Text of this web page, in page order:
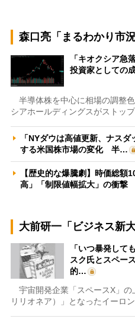
森口亮「まるわかり市況
「キオクシア急
投資家としての
半導体株を中心に相場の調整
シアホールディングスがストッ
「NYダウは高値更新、ナス
する米国株市場の変化 半…
【歴史的な爆騰劇】時価総額
高」「制限値幅拡大」の衝
大前研一「ビジネス新
「いつ暴発して
スク氏とスペー
的…
宇宙開発企業「スペースX」の
リリオネア）」となったイーロ